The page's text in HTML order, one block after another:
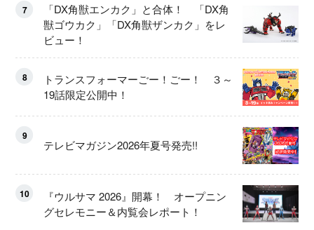
7
「DX角獣エンカク」と合体！ 「DX角
獣ゴウカク」「DX角獣ザンカク」をレ
ビュー！
8
トランスフォーマーごー！ごー！ ３～
19話限定公開中！
9
テレビマガジン2026年夏号発売!!
10
『ウルサマ 2026』開幕！ オープニン
グセレモニー＆内覧会レポート！